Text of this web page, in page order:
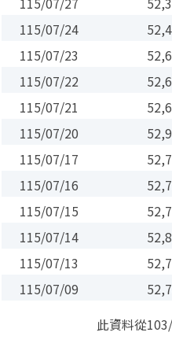
115/07/24
115/07/23
115/07/22
115/07/21
115/07/20
115/07/17
115/07/16
115/07/15
115/07/14
115/07/13
115/07/09
此資料從